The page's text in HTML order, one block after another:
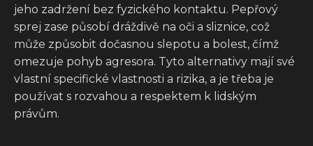
jeho zadržení bez fyzického kontaktu. Pepřový
sprej zase působí dráždivě na oči a sliznice, což
může způsobit dočasnou slepotu a bolest, čímž
omezuje pohyb agresora. Tyto alternativy mají své
vlastní specifické vlastnosti a rizika, a je třeba je
používat s rozvahou a respektem k lidským
právům.